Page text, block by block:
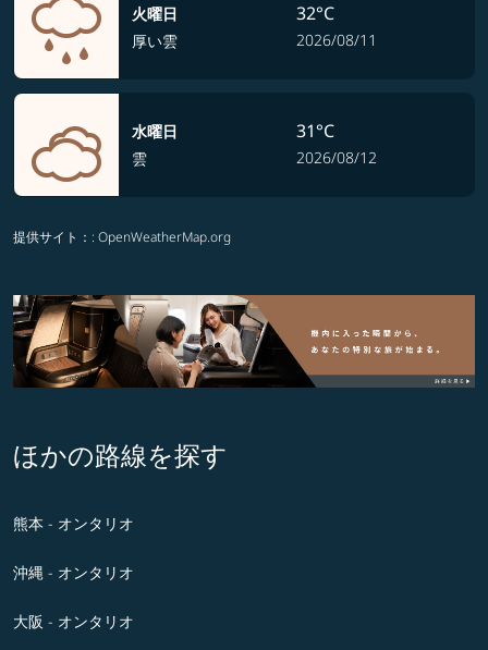
火曜日
厚い雲
32°C
2026/08/11
水曜日
雲
31°C
2026/08/12
提供サイト： : OpenWeatherMap.org
ほかの路線を探す
熊本 - オンタリオ
沖縄 - オンタリオ
大阪 - オンタリオ